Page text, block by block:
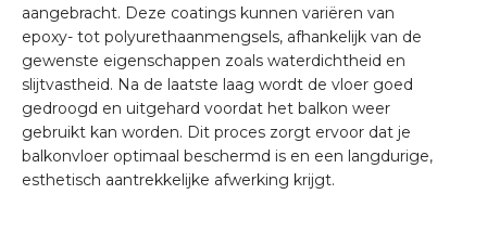
aangebracht. Deze coatings kunnen variëren van
epoxy- tot polyurethaanmengsels, afhankelijk van de
gewenste eigenschappen zoals waterdichtheid en
slijtvastheid. Na de laatste laag wordt de vloer goed
gedroogd en uitgehard voordat het balkon weer
gebruikt kan worden. Dit proces zorgt ervoor dat je
balkonvloer optimaal beschermd is en een langdurige,
esthetisch aantrekkelijke afwerking krijgt.